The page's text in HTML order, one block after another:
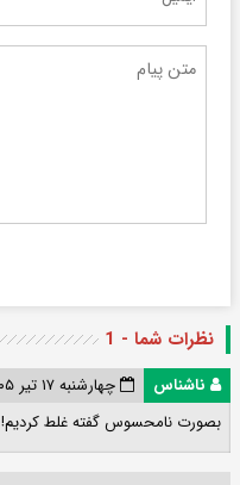
نظرات شما - 1
ناشناس
چهارشنبه ۱۷ تیر ۱۴۰۵ ۱۳:۳۱:۱۸
بصورت نامحسوس گفته غلط کردیم!